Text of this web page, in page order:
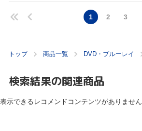
1 2 3
トップ 商品一覧 DVD・ブルーレイ
検索結果の関連商品
表示できるレコメンドコンテンツがありません